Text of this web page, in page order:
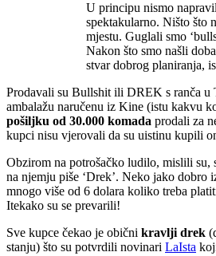
U principu nismo
spektakularno. Ništo što
mjestu. Guglali smo
Nakon što smo našli
stvar dobrog planiranja,
Prodavali su Bullshit ili DREK s ranča u
ambalažu naručenu iz Kine (istu kakvu
pošiljku od 30.000 komada prodali za
kupci nisu vjerovali da su uistinu kupili
Obzirom na potrošačko ludilo, mislili su,
na njemju piše ‘Drek’. Neko jako dobro
mnogo više od 6 dolara koliko treba
Itekako su se prevarili!
Sve kupce čekao je obični kravlji drek
stanju) što su potvrdili novinari LaIsta